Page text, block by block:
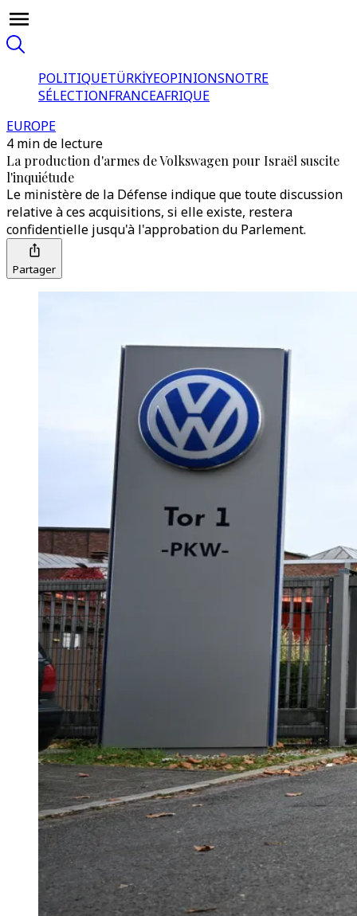
POLITIQUETÜRKİYEOPINIONSNOTRE
SÉLECTIONFRANCEAFRIQUE
EUROPE
4 min de lecture
La production d'armes de Volkswagen pour Israël suscite
l'inquiétude
Le ministère de la Défense indique que toute discussion
relative à ces acquisitions, si elle existe, restera
confidentielle jusqu'à l'approbation du Parlement.
Partager